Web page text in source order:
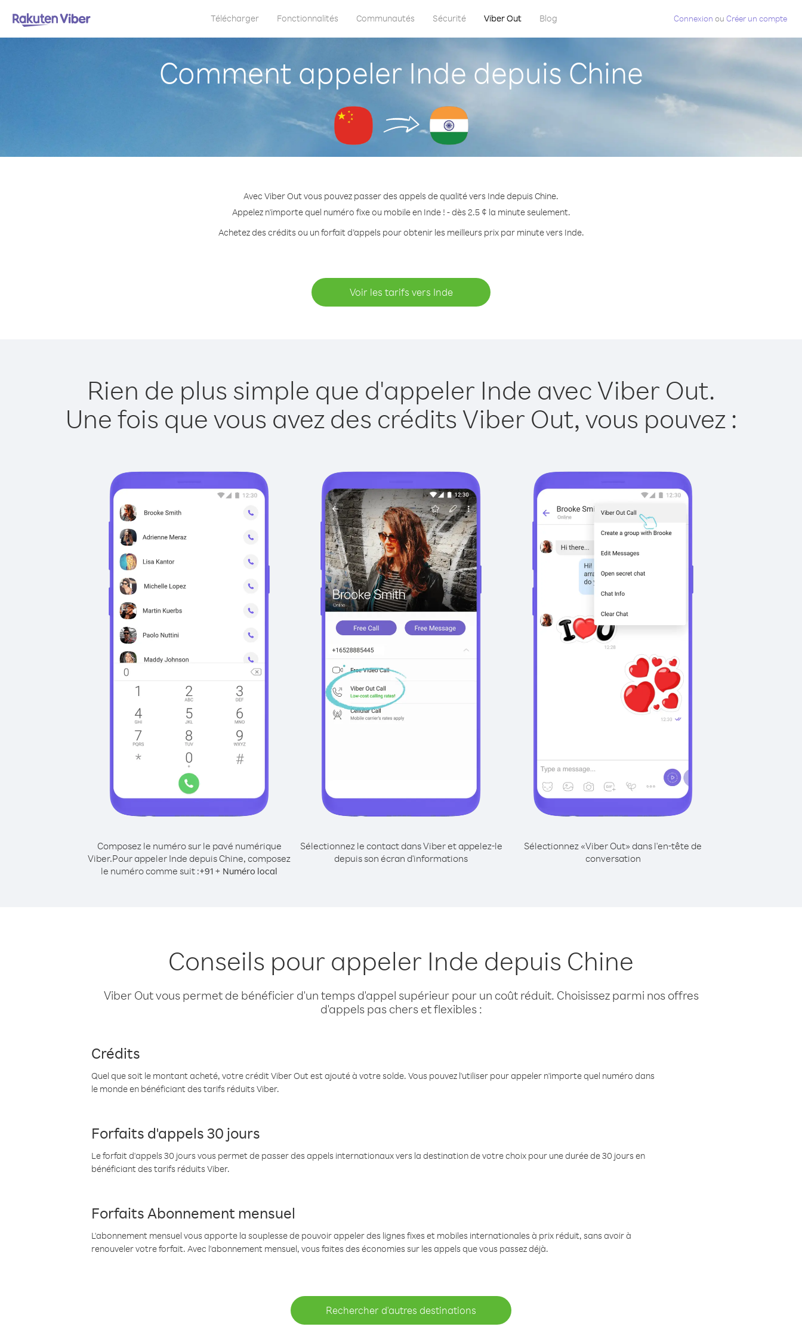
Télécharger Fonctionnalités Communautés Sécurité Viber Out Blog Connexion ou Créer un compte
Comment appeler Inde depuis Chine
Avec Viber Out vous pouvez passer des appels de qualité vers Inde depuis Chine.
Appelez n'importe quel numéro fixe ou mobile en Inde ! - dès 2.5 ¢ la minute seulement.
Achetez des crédits ou un forfait d’appels pour obtenir les meilleurs prix par minute vers Inde.
Voir les tarifs vers Inde
Rien de plus simple que d'appeler Inde avec Viber Out.
Une fois que vous avez des crédits Viber Out, vous pouvez :
Composez le numéro sur le pavé numérique
Viber.Pour appeler Inde depuis Chine, composez
le numéro comme suit :+91 + Numéro local
Sélectionnez le contact dans Viber et appelez-le
depuis son écran d'informations
Sélectionnez «Viber Out» dans l'en-tête de
conversation
Conseils pour appeler Inde depuis Chine
Viber Out vous permet de bénéficier d'un temps d'appel supérieur pour un coût réduit. Choisissez parmi nos offres
d'appels pas chers et flexibles :
Crédits
Quel que soit le montant acheté, votre crédit Viber Out est ajouté à votre solde. Vous pouvez l'utiliser pour appeler n'importe quel numéro dans
le monde en bénéficiant des tarifs réduits Viber.
Forfaits d'appels 30 jours
Le forfait d'appels 30 jours vous permet de passer des appels internationaux vers la destination de votre choix pour une durée de 30 jours en
bénéficiant des tarifs réduits Viber.
Forfaits Abonnement mensuel
L'abonnement mensuel vous apporte la souplesse de pouvoir appeler des lignes fixes et mobiles internationales à prix réduit, sans avoir à
renouveler votre forfait. Avec l'abonnement mensuel, vous faites des économies sur les appels que vous passez déjà.
Rechercher d'autres destinations